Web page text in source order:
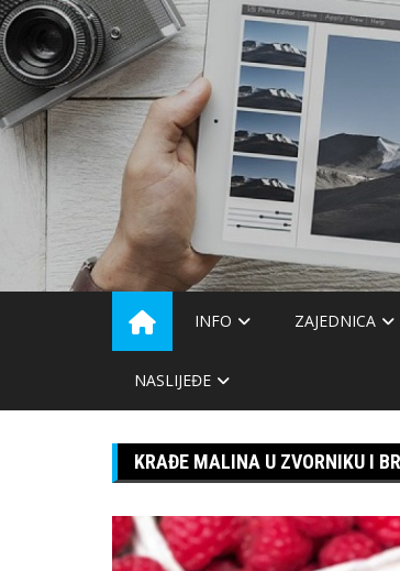
Skip
to
content
INFO ZAJEDNICA
NASLIJEĐE
KRAĐE MALINA U ZVORNIKU I